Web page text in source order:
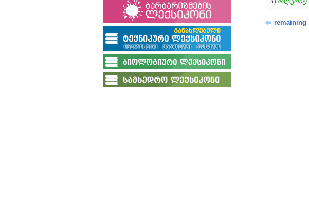
remaining